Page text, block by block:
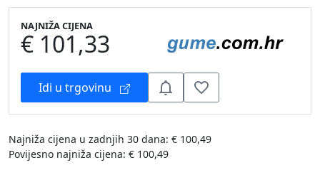
NAJNIŽA CIJENA
€ 101,33
Idi u trgovinu
Najniža cijena u zadnjih 30 dana: € 100,49
Povijesno najniža cijena: € 100,49